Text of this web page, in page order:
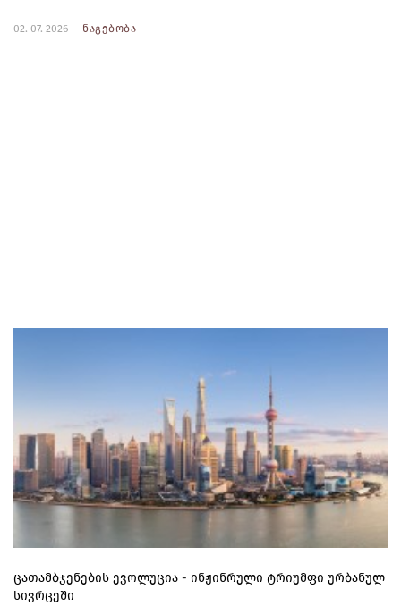
02. 07. 2026 ნაგებობა
ცათამბჯენების ევოლუცია - ინჟინრული ტრიუმფი ურბანულ
სივრცეში